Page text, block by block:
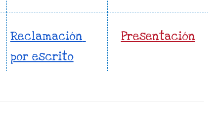
Reclamación
por escrito
Presentación